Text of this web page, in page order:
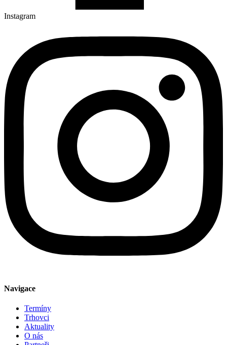
Instagram
Navigace
Termíny
Trhovci
Aktuality
O nás